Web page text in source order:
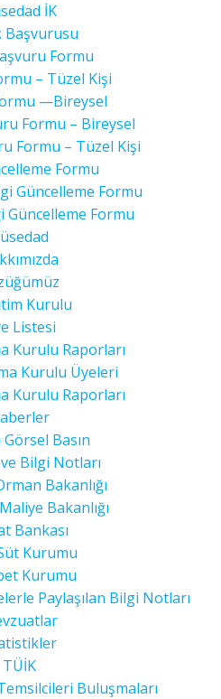
İK
Başvurusu
Formu
– Tüzel Kişi
—Bireysel
Formu – Bireysel
Formu – Tüzel Kişi
Formu
Güncelleme Formu
Güncelleme Formu
Kurulu
Listesi
Kurulu Raporları
Kurulu Üyeleri
Kurulu Raporları
Görsel Basın
Bilgi Notları
Bakanlığı
Bakanlığı
Bankası
Kurumu
Kurumu
Paylaşılan Bilgi Notları
TÜİK
Buluşmaları